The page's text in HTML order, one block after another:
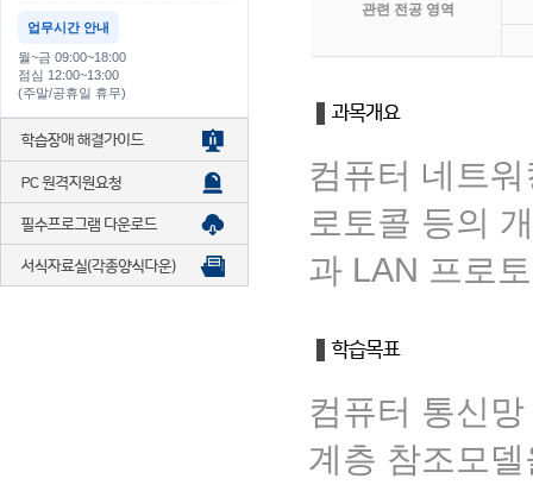
업무시간 안내
월~금 09:00~18:00
점심 12:00~13:00
(주말/공휴일 휴무)
관련 전공 영역
컴퓨터 네트
로토콜 등의
과 LAN 프로
컴퓨터 통신
계층 참조모